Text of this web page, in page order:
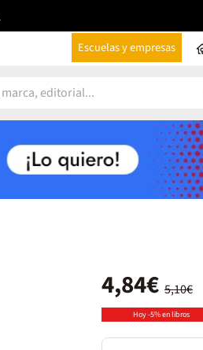
Escuelas y empresas
5,10€
4,84€
Hoy -5% en libros